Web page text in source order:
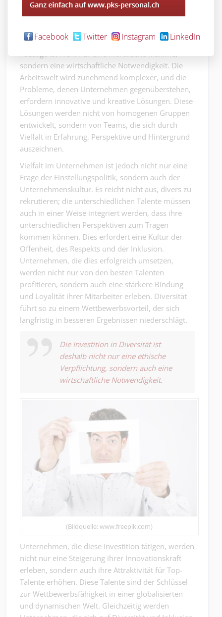
Die Zukunft gehört denjenigen Unternehmen, die
es schaffen, die besten Talente zu finden und zu
ersten Blick ins gewohnte Muster passen. Diese
sondern eine wirtschaftliche Notwendigkeit. Die
Arbeitswelt wird zunehmend komplexer, und die
Probleme, denen Unternehmen gegenüberstehen,
erfordern innovative und kreative Lösungen. Diese
Lösungen werden nicht von homogenen Gruppen
entwickelt, sondern von Teams, die sich durch
Vielfalt in Erfahrung, Perspektive und Hintergrund
auszeichnen.
Vielfalt im Unternehmen ist jedoch nicht nur eine
Frage der Einstellungspolitik, sondern auch der
Unternehmenskultur. Es reicht nicht aus, divers zu
rekrutieren; die unterschiedlichen Talente müssen
auch in einer Weise integriert werden, dass ihre
unterschiedlichen Perspektiven zum Tragen
kommen können. Dies erfordert eine Kultur der
Offenheit, des Respekts und der Inklusion.
Unternehmen, die dies erfolgreich umsetzen,
werden nicht nur von den besten Talenten
profitieren, sondern auch eine stärkere Bindung
und Loyalität ihrer Mitarbeiter erleben. Diversität
führt so zu einem Wettbewerbsvorteil, der sich
langfristig in besseren Ergebnissen niederschlägt.
Die Investition in Diversität ist
deshalb nicht nur eine ethische
Verpflichtung, sondern auch eine
wirtschaftliche Notwendigkeit.
(Bildquelle: www.freepik.com)
Unternehmen, die diese Investition tätigen, werden
nicht nur eine Steigerung ihrer Innovationskraft
erleben, sondern auch ihre Attraktivität für Top-
Talente erhöhen. Diese Talente sind der Schlüssel
zur Wettbewerbsfähigkeit in einer globalisierten
und dynamischen Welt. Gleichzeitig werden
Facebook Twitter Instagram LinkedIn